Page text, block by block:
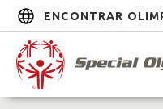
ENCONTRAR